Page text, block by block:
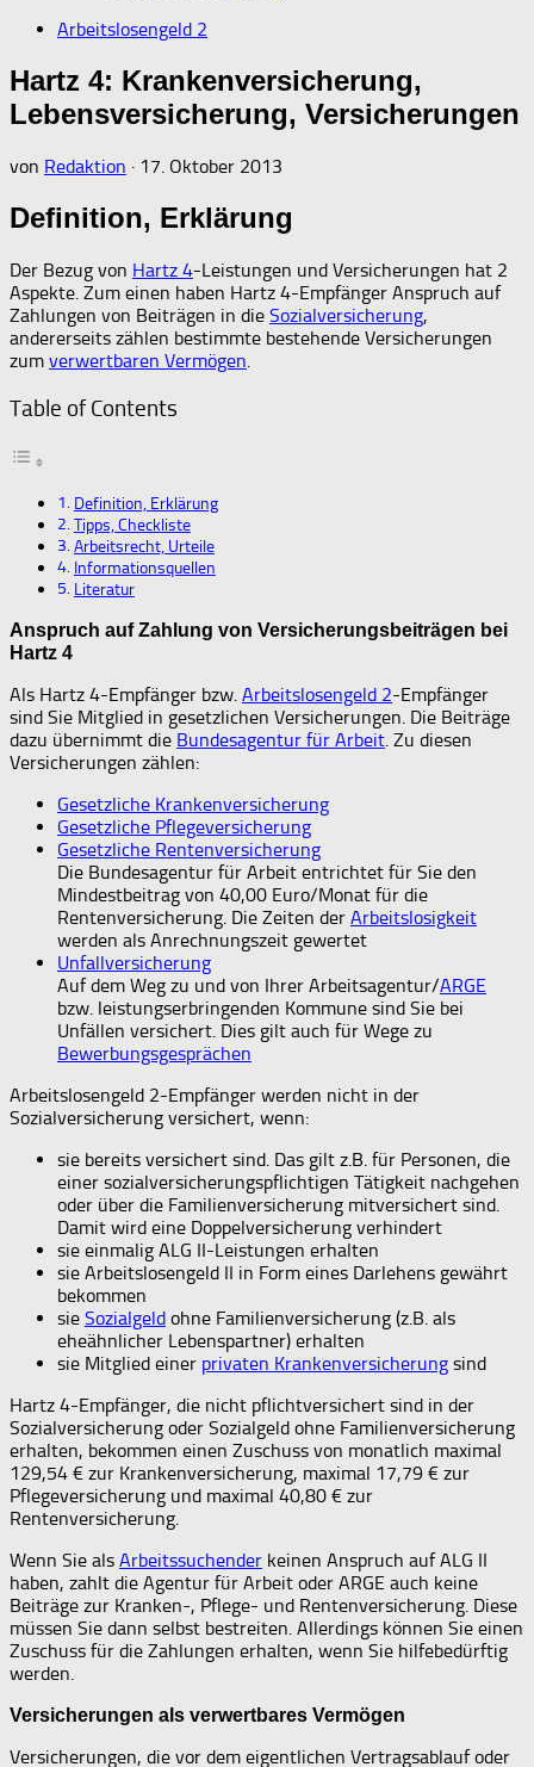
Arbeitslosengeld 2
Hartz 4: Krankenversicherung,
Lebensversicherung, Versicherungen
von Redaktion · 17. Oktober 2013
Definition, Erklärung
Der Bezug von Hartz 4-Leistungen und Versicherungen hat 2
Aspekte. Zum einen haben Hartz 4-Empfänger Anspruch auf
Zahlungen von Beiträgen in die Sozialversicherung,
andererseits zählen bestimmte bestehende Versicherungen
zum verwertbaren Vermögen
Table of Contents
Definition, Erklärung
Tipps, Checkliste
Arbeitsrecht, Urteile
Informationsquellen
Literatur
Anspruch auf Zahlung von Versicherungsbeiträgen bei
Hartz 4
Als Hartz 4-Empfänger bzw. Arbeitslosengeld 2-Empfänger
sind Sie Mitglied in gesetzlichen Versicherungen. Die Beiträge
dazu übernimmt die Bundesagentur für Arbeit. Zu diesen
Versicherungen zählen:
Gesetzliche Krankenversicherung
Gesetzliche Pflegeversicherung
Gesetzliche Rentenversicherung
Die Bundesagentur für Arbeit entrichtet für Sie den
Mindestbeitrag von 40,00 Euro/Monat für die
Rentenversicherung. Die Zeiten der Arbeitslosigkeit
werden als Anrechnungszeit gewertet
Unfallversicherung
Auf dem Weg zu und von Ihrer Arbeitsagentur/ARGE
bzw. leistungserbringenden Kommune sind Sie bei
Unfällen versichert. Dies gilt auch für Wege zu
Bewerbungsgesprächen
Arbeitslosengeld 2-Empfänger werden nicht in der
Sozialversicherung versichert, wenn:
sie bereits versichert sind. Das gilt z.B. für Personen, die
einer sozialversicherungspflichtigen Tätigkeit nachgehen
oder über die Familienversicherung mitversichert sind.
Damit wird eine Doppelversicherung verhindert
sie einmalig ALG II-Leistungen erhalten
sie Arbeitslosengeld II in Form eines Darlehens gewährt
bekommen
sie Sozialgeld ohne Familienversicherung (z.B. als
eheähnlicher Lebenspartner) erhalten
sie Mitglied einer privaten Krankenversicherung sind
Hartz 4-Empfänger, die nicht pflichtversichert sind in der
Sozialversicherung oder Sozialgeld ohne Familienversicherung
erhalten, bekommen einen Zuschuss von monatlich maximal
129,54 € zur Krankenversicherung, maximal 17,79 € zur
Pflegeversicherung und maximal 40,80 € zur
Rentenversicherung.
Wenn Sie als Arbeitssuchender keinen Anspruch auf ALG II
haben, zahlt die Agentur für Arbeit oder ARGE auch keine
Beiträge zur Kranken-, Pflege- und Rentenversicherung. Diese
müssen Sie dann selbst bestreiten. Allerdings können Sie einen
Zuschuss für die Zahlungen erhalten, wenn Sie hilfebedürftig
werden.
Versicherungen als verwertbares Vermögen
Versicherungen, die vor dem eigentlichen Vertragsablauf oder